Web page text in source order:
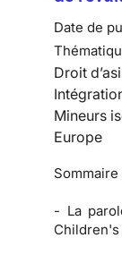
Date de
Droit
Mineurs
Europe
Sommaire
- La